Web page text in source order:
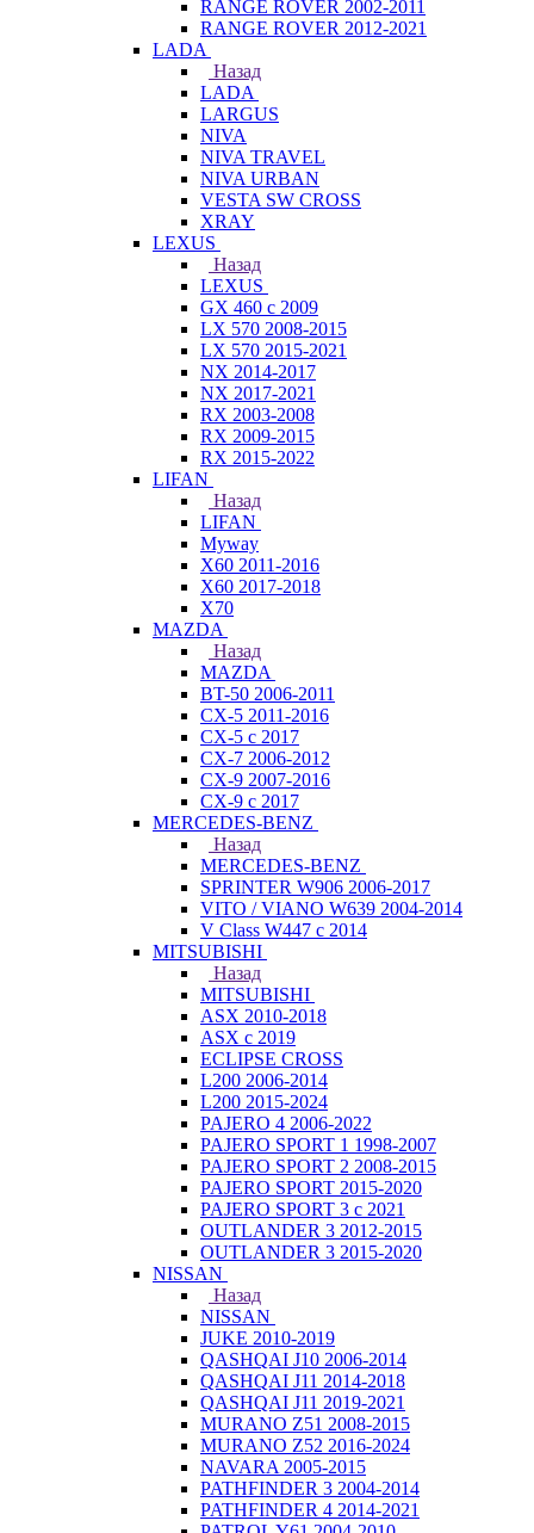
RANGE ROVER 2002-2011
RANGE ROVER 2012-2021
LADA
Назад
LADA
LARGUS
NIVA
NIVA TRAVEL
NIVA URBAN
VESTA SW CROSS
XRAY
LEXUS
Назад
LEXUS
GX 460 с 2009
LX 570 2008-2015
LX 570 2015-2021
NX 2014-2017
NX 2017-2021
RX 2003-2008
RX 2009-2015
RX 2015-2022
LIFAN
Назад
LIFAN
Myway
X60 2011-2016
X60 2017-2018
X70
MAZDA
Назад
MAZDA
BT-50 2006-2011
CX-5 2011-2016
CX-5 с 2017
CX-7 2006-2012
CX-9 2007-2016
CX-9 с 2017
MERCEDES-BENZ
Назад
MERCEDES-BENZ
SPRINTER W906 2006-2017
VITO / VIANO W639 2004-2014
V Class W447 с 2014
MITSUBISHI
Назад
MITSUBISHI
ASX 2010-2018
ASX с 2019
ECLIPSE CROSS
L200 2006-2014
L200 2015-2024
PAJERO 4 2006-2022
PAJERO SPORT 1 1998-2007
PAJERO SPORT 2 2008-2015
PAJERO SPORT 2015-2020
PAJERO SPORT 3 с 2021
OUTLANDER 3 2012-2015
OUTLANDER 3 2015-2020
NISSAN
Назад
NISSAN
JUKE 2010-2019
QASHQAI J10 2006-2014
QASHQAI J11 2014-2018
QASHQAI J11 2019-2021
MURANO Z51 2008-2015
MURANO Z52 2016-2024
NAVARA 2005-2015
PATHFINDER 3 2004-2014
PATHFINDER 4 2014-2021